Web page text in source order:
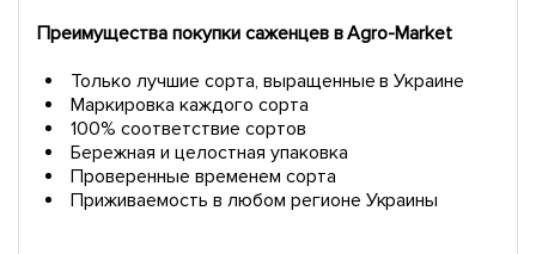
Преимущества покупки саженцев в Agro-Market
Только лучшие сорта, выращенные в Украине
Маркировка каждого сорта
100% соответствие сортов
Бережная и целостная упаковка
Проверенные временем сорта
Приживаемость в любом регионе Украины